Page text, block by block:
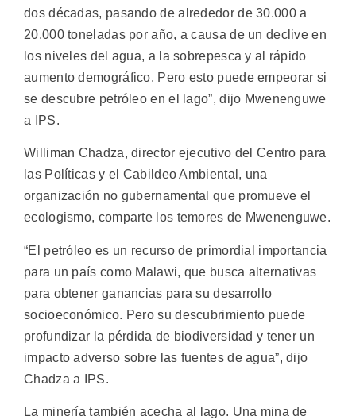
dos décadas, pasando de alrededor de 30.000 a
20.000 toneladas por año, a causa de un declive en
los niveles del agua, a la sobrepesca y al rápido
aumento demográfico. Pero esto puede empeorar si
se descubre petróleo en el lago”, dijo Mwenenguwe
a IPS.
Williman Chadza, director ejecutivo del Centro para
las Políticas y el Cabildeo Ambiental, una
organización no gubernamental que promueve el
ecologismo, comparte los temores de Mwenenguwe.
“El petróleo es un recurso de primordial importancia
para un país como Malawi, que busca alternativas
para obtener ganancias para su desarrollo
socioeconómico. Pero su descubrimiento puede
profundizar la pérdida de biodiversidad y tener un
impacto adverso sobre las fuentes de agua”, dijo
Chadza a IPS.
La minería también acecha al lago. Una mina de